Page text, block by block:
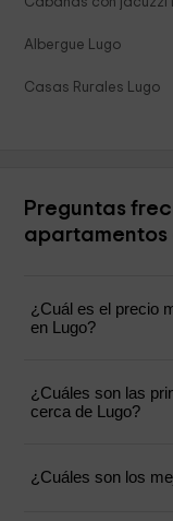
Albergue Lugo
Casas Rurales Lugo
Preguntas
apartamentos
¿Cuál es el precio
en Lugo?
¿Cuáles son las
cerca de Lugo?
¿Cuáles son los